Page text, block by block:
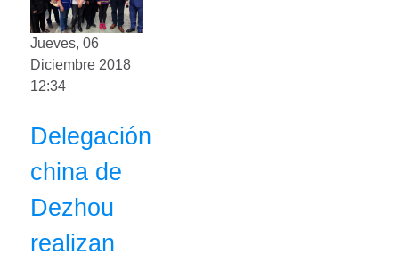
Jueves, 06
Diciembre 2018
12:34
Delegación
china de
Dezhou
realizan